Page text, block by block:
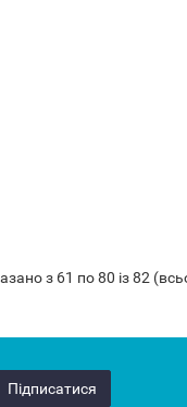
з 61 по 80 із 82
Підписатися